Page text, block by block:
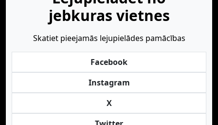
jebkuras vietnes
Skatiet pieejamās lejupielādes pamācības
Facebook
Instagram
X